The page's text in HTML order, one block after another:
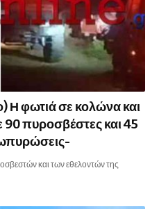
Η φωτιά σε κολώνα και
90 πυροσβέστες και 45
και των εθελοντών της